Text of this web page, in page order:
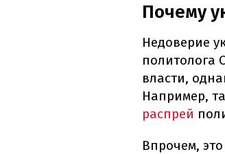
Почему
Недоверие
политолога
власти,
Например,
распрей
Впрочем,